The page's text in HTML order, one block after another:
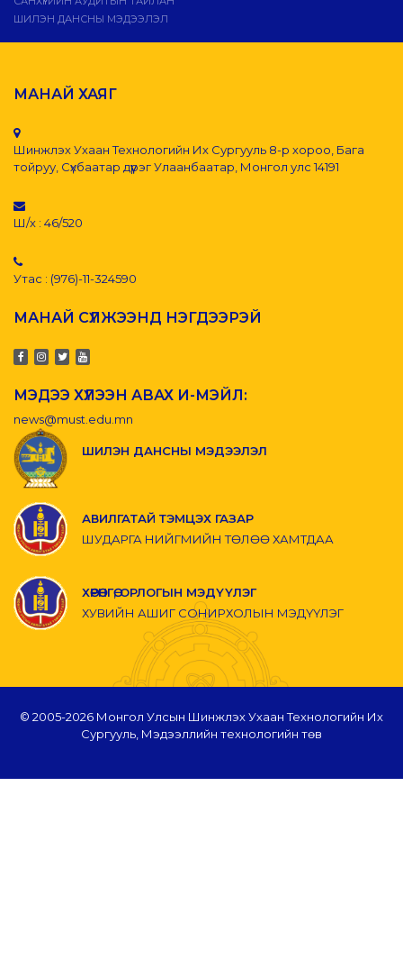
ШИЛЭН ДАНСНЫ МЭДЭЭЛЭЛ
МАНАЙ ХАЯГ
Шинжлэх Ухаан Технологийн Их Сургууль 8-р хороо, Бага
тойруу, Сүхбаатар дүүрэг Улаанбаатар, Монгол улс 14191
Ш/х : 46/520
Утас : (976)-11-324590
МАНАЙ СҮЛЖЭЭНД НЭГДЭЭРЭЙ
МЭДЭЭ ХҮЛЭЭН АВАХ И-МЭЙЛ:
news@must.edu.mn
ШИЛЭН ДАНСНЫ МЭДЭЭЛЭЛ
АВИЛГАТАЙ ТЭМЦЭХ ГАЗАР
ШУДАРГА НИЙГМИЙН ТӨЛӨӨ ХАМТДАА
ХӨРӨНГӨ, ОРЛОГЫН МЭДҮҮЛЭГ
ХУВИЙН АШИГ СОНИРХОЛЫН МЭДҮҮЛЭГ
© 2005-2026 Монгол Улсын Шинжлэх Ухаан Технологийн Их
Сургууль, Мэдээллийн технологийн төв